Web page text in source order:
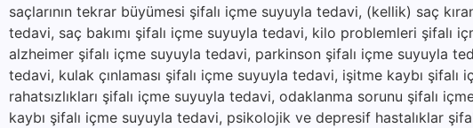
saçlarının tekrar büyümesi şifalı içme suyuyla tedavi, (kellik) saç
tedavi, saç bakımı şifalı içme suyuyla tedavi, kilo problemleri şifalı
alzheimer şifalı içme suyuyla tedavi, parkinson şifalı içme suyuyla
tedavi, kulak çınlaması şifalı içme suyuyla tedavi, işitme kaybı
rahatsızlıkları şifalı içme suyuyla tedavi, odaklanma sorunu şifalı
kaybı şifalı içme suyuyla tedavi, psikolojik ve depresif hastalıklar